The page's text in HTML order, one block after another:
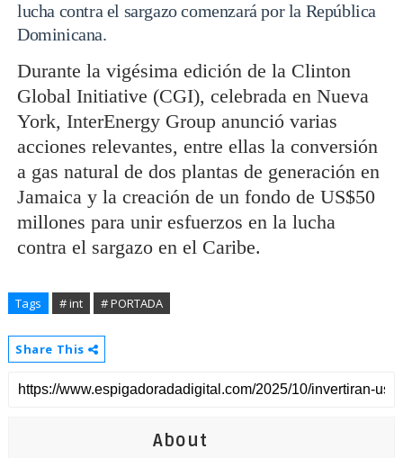
lucha contra el sargazo comenzará por la República
Dominicana.
Durante la vigésima edición de la Clinton
Global Initiative (CGI), celebrada en Nueva
York, InterEnergy Group anunció varias
acciones relevantes, entre ellas la conversión
a gas natural de dos plantas de generación en
Jamaica y la creación de un fondo de US$50
millones para unir esfuerzos en la lucha
contra el sargazo en el Caribe.
Tags # int # PORTADA
Share This
About